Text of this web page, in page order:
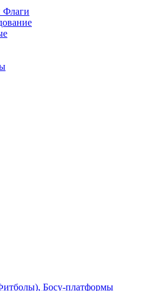
Флаги
Босу-платформы